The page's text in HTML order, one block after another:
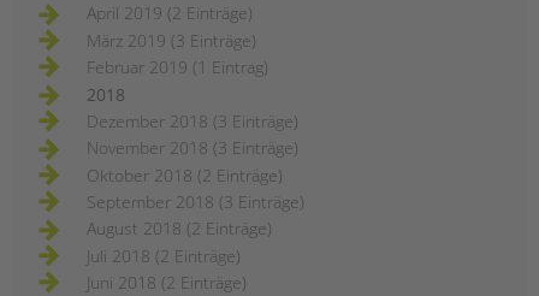
April 2019 (2 Einträge)
März 2019 (3 Einträge)
Februar 2019 (1 Eintrag)
2018
Dezember 2018 (3 Einträge)
November 2018 (3 Einträge)
Oktober 2018 (2 Einträge)
September 2018 (3 Einträge)
August 2018 (2 Einträge)
Juli 2018 (2 Einträge)
Juni 2018 (2 Einträge)